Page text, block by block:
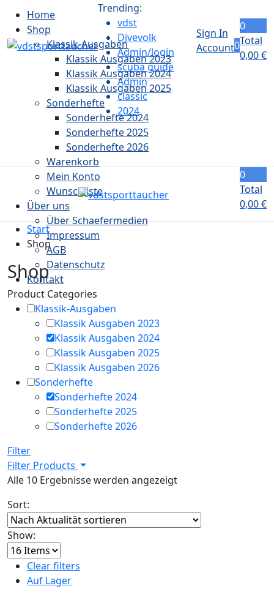
Trending:
vdst
Divevolk
Admin/login
scuba guide
Admin
classic
2024
Sign In
Account0
0
Total
0,00€
Home
Shop
Klassik-Ausgaben
Klassik Ausgaben 2023
Klassik Ausgaben 2024
Klassik Ausgaben 2025
Sonderhefte
Sonderhefte 2024
Sonderhefte 2025
Sonderhefte 2026
Warenkorb
Mein Konto
Wunschliste
Über uns
Über Schaefermedien
Impressum
AGB
Datenschutz
Kontakt
0
Total
0,00€
Start
Shop
Shop
Product Categories
Klassik-Ausgaben
Klassik Ausgaben 2023
Klassik Ausgaben 2024
Klassik Ausgaben 2025
Klassik Ausgaben 2026
Sonderhefte
Sonderhefte 2024
Sonderhefte 2025
Sonderhefte 2026
Filter
Filter Products
Alle 10 Ergebnisse werden angezeigtNach
sortiert
Sort:
Show:
Clear filters
Auf Lager